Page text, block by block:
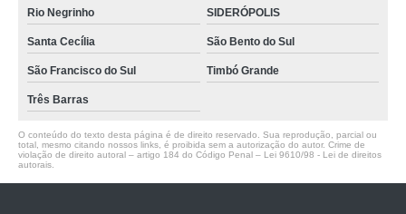
Rio Negrinho SIDERÓPOLIS
Santa Cecília São Bento do Sul
São Francisco do Sul Timbó Grande
Três Barras
O conteúdo do texto desta página é de direito reservado. Sua reprodução, parcial ou
total, mesmo citando nossos links, é proibida sem a autorização do autor. Crime de
violação de direito autoral – artigo 184 do Código Penal – Lei 9610/98 - Lei de direitos
autorais